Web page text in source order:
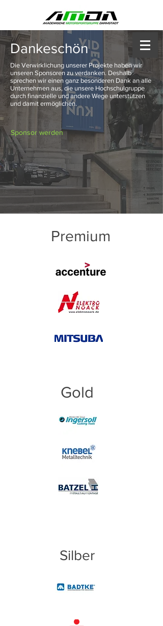
Gold
Dankeschön
Die Verwirklichung unserer Projekte haben wir
unseren Sponsoren zu verdanken. Deshalb
sprechen wir einen ganz besonderen Dank an alle
Unternehmen aus, die unsere Hochschulgruppe
durch finanzielle und andere Wege unterstützen
und damit ermöglichen.
Sponsor werden
Premium
Silber